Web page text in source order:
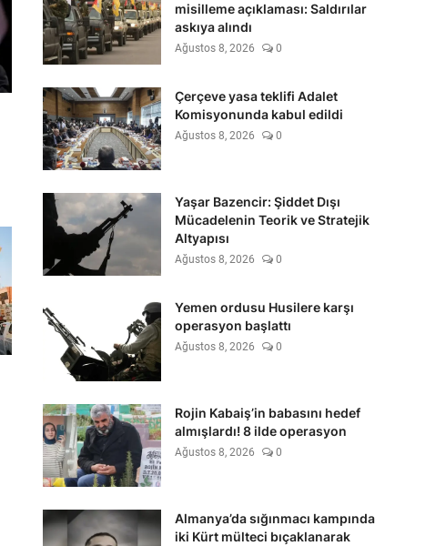
misilleme açıklaması: Saldırılar
askıya alındı
Ağustos 8, 2026 0
Çerçeve yasa teklifi Adalet
Komisyonunda kabul edildi
Ağustos 8, 2026 0
Yaşar Bazencir: Şiddet Dışı
Mücadelenin Teorik ve Stratejik
Altyapısı
Ağustos 8, 2026 0
Yemen ordusu Husilere karşı
operasyon başlattı
Ağustos 8, 2026 0
Rojin Kabaiş’in babasını hedef
almışlardı! 8 ilde operasyon
Ağustos 8, 2026 0
Almanya’da sığınmacı kampında
iki Kürt mülteci bıçaklanarak